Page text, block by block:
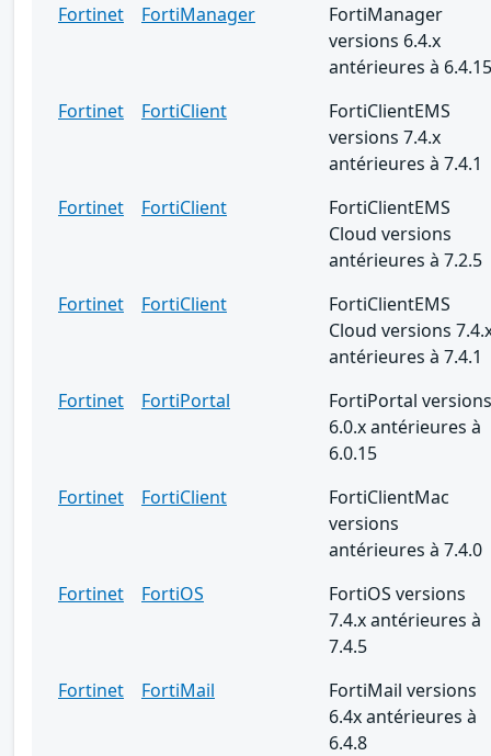
Fortinet
FortiManager
FortiManager
versions 6.4.x
antérieures à 6.4.15
Fortinet
FortiClient
FortiClientEMS
versions 7.4.x
antérieures à 7.4.1
Fortinet
FortiClient
FortiClientEMS
Cloud versions
antérieures à 7.2.5
Fortinet
FortiClient
FortiClientEMS
Cloud versions
antérieures à 7.4.1
Fortinet
FortiPortal
FortiPortal versions
6.0.x antérieures à
6.0.15
Fortinet
FortiClient
FortiClientMac
versions
antérieures à 7.4.0
Fortinet
FortiOS
FortiOS versions
7.4.x antérieures à
7.4.5
Fortinet
FortiMail
FortiMail versions
6.4x antérieures à
6.4.8